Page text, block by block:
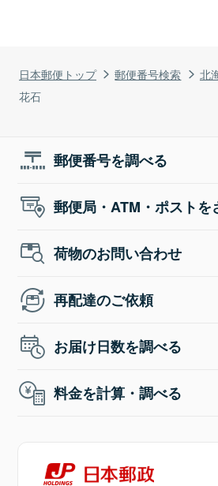
日本郵便トップ 郵便番号検索 北
花石
郵便番号を調べる
郵便局・ATM・ポストを
荷物のお問い合わせ
再配達のご依頼
お届け日数を調べる
料金を計算・調べる